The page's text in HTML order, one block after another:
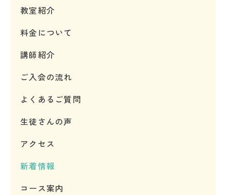
教室紹介
料金について
講師紹介
ご入会の流れ
よくあるご質問
生徒さんの声
アクセス
新着情報
コース案内